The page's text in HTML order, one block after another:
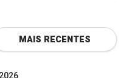
MAIS RECENTES